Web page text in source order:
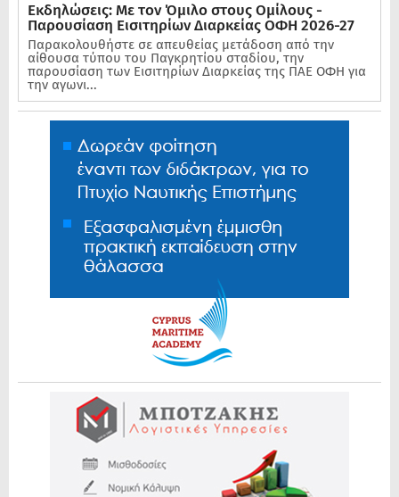
Εκδηλώσεις: Με τον Όμιλο στους Ομίλους -
Παρουσίαση Εισιτηρίων Διαρκείας ΟΦΗ 2026-27
Παρακολουθήστε σε απευθείας μετάδοση από την
αίθουσα τύπου του Παγκρητίου σταδίου, την
παρουσίαση των Εισιτηρίων Διαρκείας της ΠΑΕ ΟΦΗ για
την αγωνι...